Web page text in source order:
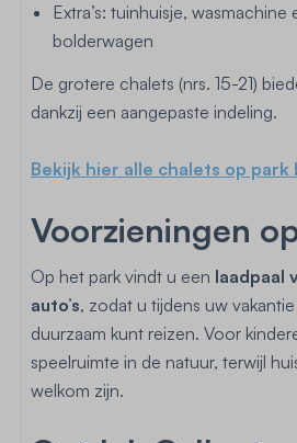
Extra’s: tuinhuisje, wasmachine
bolderwagen
De grotere chalets (nrs. 15-21)
dankzij een aangepaste indeling.
Bekijk hier alle chalets op park
Voorzieningen
Op het park vindt u een laadpaal
auto’s, zodat u tijdens uw
duurzaam kunt reizen. Voor
speelruimte in de natuur, terwijl
welkom zijn.